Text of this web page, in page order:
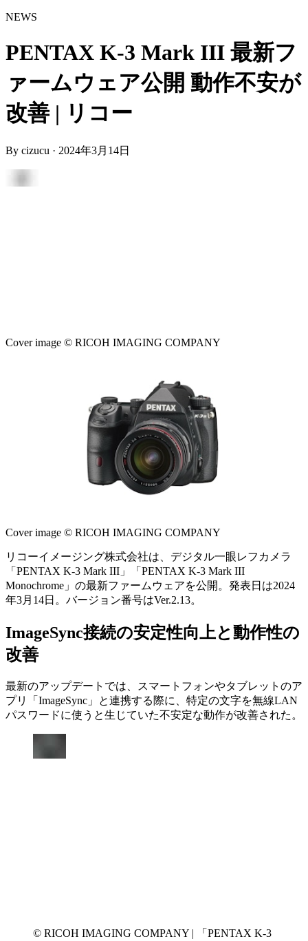
NEWS
PENTAX K-3 Mark III 最新フ
ァームウェア公開 動作不安が
改善 | リコー
By cizucu · 2024年3月14日
Cover image © RICOH IMAGING COMPANY
Cover image © RICOH IMAGING COMPANY
リコーイメージング株式会社は、デジタル一眼レフカメラ
「PENTAX K-3 Mark III」「PENTAX K-3 Mark III
Monochrome」の最新ファームウェアを公開。発表日は2024
年3月14日。バージョン番号はVer.2.13。
ImageSync接続の安定性向上と動作性の
改善
最新のアップデートでは、スマートフォンやタブレットのア
プリ「ImageSync」と連携する際に、特定の文字を無線LAN
パスワードに使うと生じていた不安定な動作が改善された。
© RICOH IMAGING COMPANY | 「PENTAX K-3